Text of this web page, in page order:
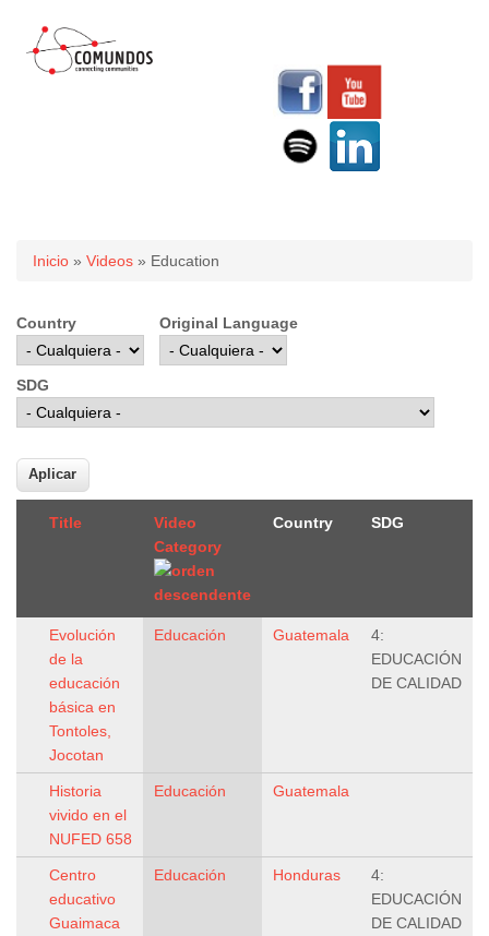
Usted está aquí
Inicio » Videos » Education
Country Original Language
SDG
Title
Video
Category
Country SDG
Evolución
de la
educación
básica en
Tontoles,
Jocotan
Educación Guatemala
4:
EDUCACIÓN
DE CALIDAD
Historia
vivido en el
NUFED 658
Educación Guatemala
Centro
educativo
Guaimaca
Educación Honduras
4:
EDUCACIÓN
DE CALIDAD